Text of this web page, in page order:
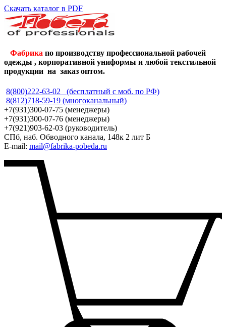
Скачать каталог в PDF
Фабрика по производству профессиональной рабочей
одежды , корпоративной униформы и любой текстильной
продукции на заказ оптом.
8(800)222-63-02 (бесплатный с моб. по РФ)
8(812)718-59-19 (многоканальный)
+7(931)300-07-75 (менеджеры)
+7(931)300-07-76 (менеджеры)
+7(921)903-62-03 (руководитель)
СПб, наб. Обводного канала, 148к 2 лит Б
E-mail: mail@fabrika-pobeda.ru